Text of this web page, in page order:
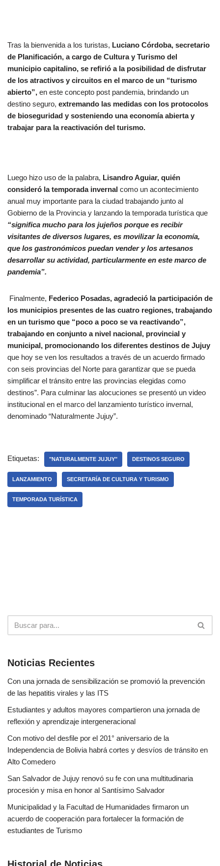
Tras la bienvenida a los turistas, Luciano Córdoba, secretario
de Planificación, a cargo de Cultura y Turismo del
municipio capitalino, se refirió a la posibilidad de disfrutar
de los atractivos y circuitos en el marco de un “turismo
abierto”, en este concepto post pandemia, brindando un
destino seguro, extremando las medidas con los protocolos
de bioseguridad y sosteniendo una economía abierta y
trabajar para la reactivación del turismo.
Luego hizo uso de la palabra, Lisandro Aguiar, quién
consideró la temporada invernal como un acontecimiento
anual muy importante para la ciudad trabajando junto al
Gobierno de la Provincia y lanzando la temporada turística que
“significa mucho para los jujeños porque es recibir
visitantes de diversos lugares, es movilizar la economía,
que los gastronómicos puedan vender y los artesanos
desarrollar su actividad, particularmente en este marco de
pandemia”.
Finalmente, Federico Posadas, agradeció la participación de
los municipios presentes de las cuatro regiones, trabajando
en un turismo que “poco a poco se va reactivando”,
trabajando en conjunto a nivel nacional, provincial y
municipal, promocionando los diferentes destinos de Jujuy
que hoy se ven los resultados a través de un acuerdo firmado
con seis provincias del Norte para garantizar que se pueda
simplificar el tránsito entre las provincias elegidas como
destinos”. Para culminar las alocuciones se presentó un video
institucional en el marco del lanzamiento turístico invernal,
denominado “Naturalmente Jujuy”.
Etiquetas: "NATURALMENTE JUJUY" DESTINOS SEGURO
LANZAMIENTO SECRETARÍA DE CULTURA Y TURISMO
TEMPORADA TURÍSTICA
Noticias Recientes
Con una jornada de sensibilización se promovió la prevención
de las hepatitis virales y las ITS
Estudiantes y adultos mayores compartieron una jornada de
reflexión y aprendizaje intergeneracional
Con motivo del desfile por el 201° aniversario de la
Independencia de Bolivia habrá cortes y desvíos de tránsito en
Alto Comedero
San Salvador de Jujuy renovó su fe con una multitudinaria
procesión y misa en honor al Santísimo Salvador
Municipalidad y la Facultad de Humanidades firmaron un
acuerdo de cooperación para fortalecer la formación de
estudiantes de Turismo